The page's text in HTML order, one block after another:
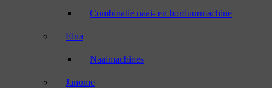
Combinatie naai- en borduurmachine
Elna
Naaimachines
Janome